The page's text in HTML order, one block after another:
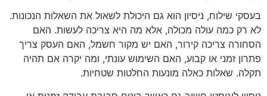
בעסקי שילוח, ניסיון הוא גם היכולת לשאול את השאלות הנכונות.
לא רק כמה עולה מכולה, אלא מה היא צריכה לעשות. האם
הסחורה צריכה קירור, האם יש מקור חשמל, האם העסק צריך
פתרון זמני או קבוע, האם השימוש עונתי, ומה יקרה אם תהיה
תקלה. שאלות כאלה מונעות החלטות שטחיות.